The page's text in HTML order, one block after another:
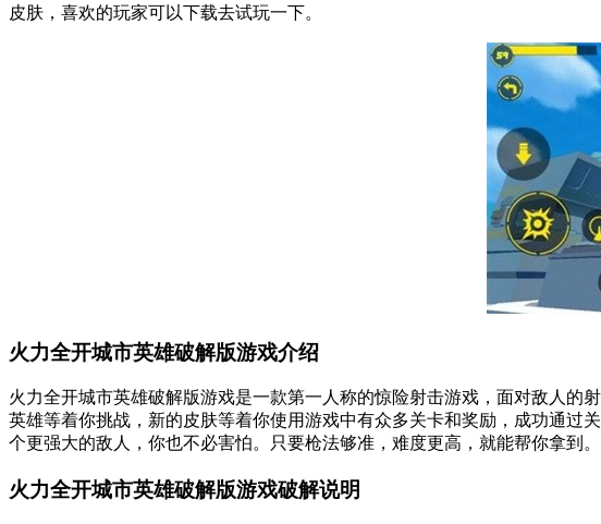
皮肤，喜欢的玩家可以下载去试玩一下。
火力全开城市英雄破解版游戏介绍
火力全开城市英雄破解版游戏是一款第一人称的惊险射击游戏，面对敌人
英雄等着你挑战，新的皮肤等着你使用游戏中有众多关卡和奖励，成功通过
个更强大的敌人，你也不必害怕。只要枪法够准，难度更高，就能帮你拿到。
火力全开城市英雄破解版游戏破解说明